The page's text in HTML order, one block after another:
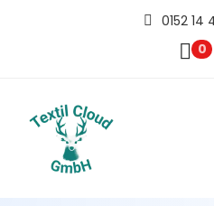
0152 14
0